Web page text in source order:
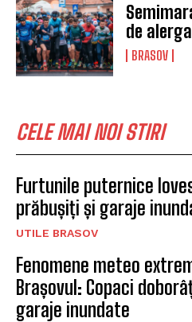
de
BRASOV
CELE MAI NOI STIRI
Furtunile puternice
prăbușiți și garaje
UTILE BRASOV
Fenomene meteo
Brașovul: Copaci
garaje inundate